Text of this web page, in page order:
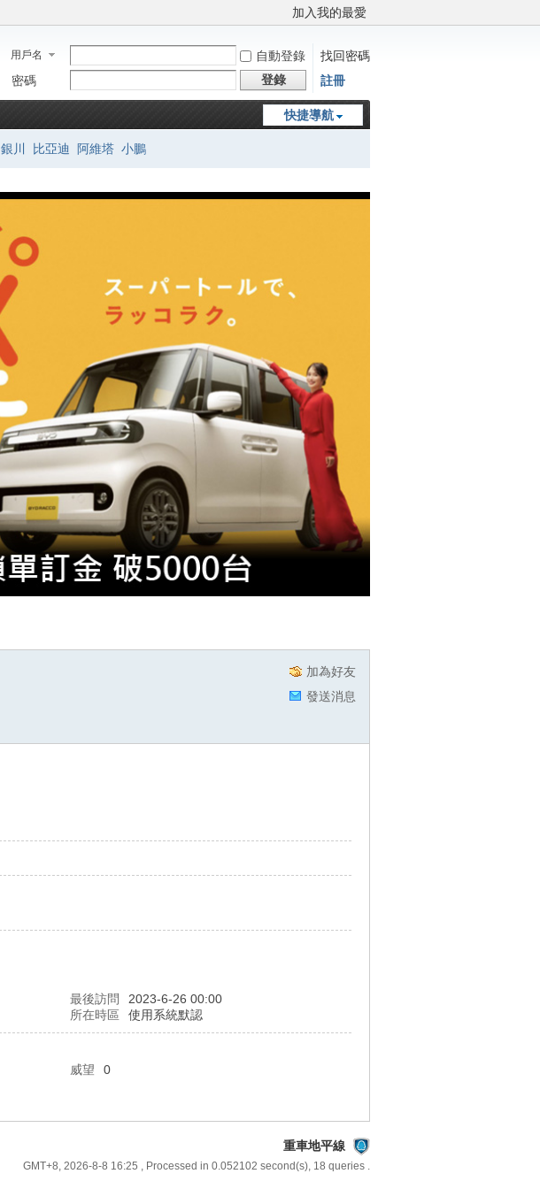
加入我的最愛
用戶名 自動登錄
找回密碼
密碼
登錄 註冊
快捷導航
銀川 比亞迪 阿維塔 小鵬
加為好友
發送消息
最後訪問
2023-6-26 00:00
所在時區 使用系統默認
威望
0
重車地平線
GMT+8, 2026-8-8 16:25 , Processed in 0.052102 second(s), 18 queries .